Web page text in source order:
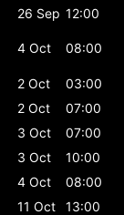
26 Sep 12:00
4 Oct 08:00
2 Oct
03:00
2 Oct
07:00
3 Oct
07:00
3 Oct
10:00
4 Oct
08:00
11 Oct
13:00